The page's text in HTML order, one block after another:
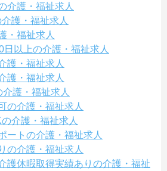
介護・福祉求人
護・福祉求人
・福祉求人
以上の介護・福祉求人
護・福祉求人
護・福祉求人
護・福祉求人
の介護・福祉求人
介護・福祉求人
ートの介護・福祉求人
の介護・福祉求人
護休暇取得実績ありの介護・福祉